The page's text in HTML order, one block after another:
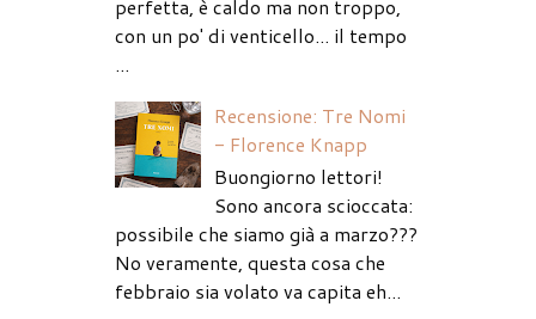
perfetta, è caldo ma non troppo,
con un po' di venticello... il tempo
...
Recensione: Tre Nomi
- Florence Knapp
Buongiorno lettori!
Sono ancora scioccata:
possibile che siamo già a marzo???
No veramente, questa cosa che
febbraio sia volato va capita eh...